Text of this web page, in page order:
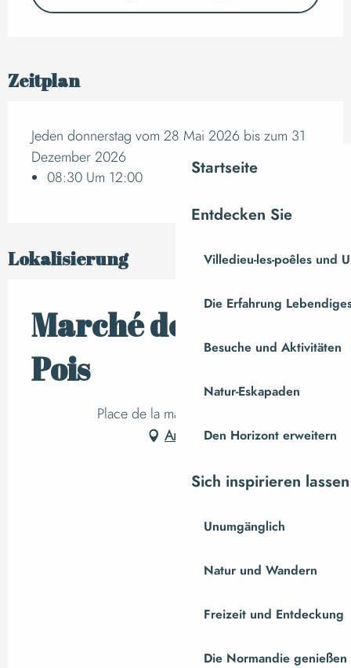
Startseite
Entdecken Sie
Villedieu-les-poêles und
Die Erfahrung
Besuche und Aktivitäten
Natur-Eskapaden
Den Horizont erweitern
Sich inspirieren lassen
Unumgänglich
Natur und Wandern
Freizeit und Entdeckung
Die Normandie genießen
Zeitplan
Jeden donnerstag vom 28 Mai 2026 bis zum 31
Dezember 2026
08:30 Um 12:00
Lokalisierung
Marché de Saint-
Pois
Place de la maire, Saint-Pois
Anfahrt